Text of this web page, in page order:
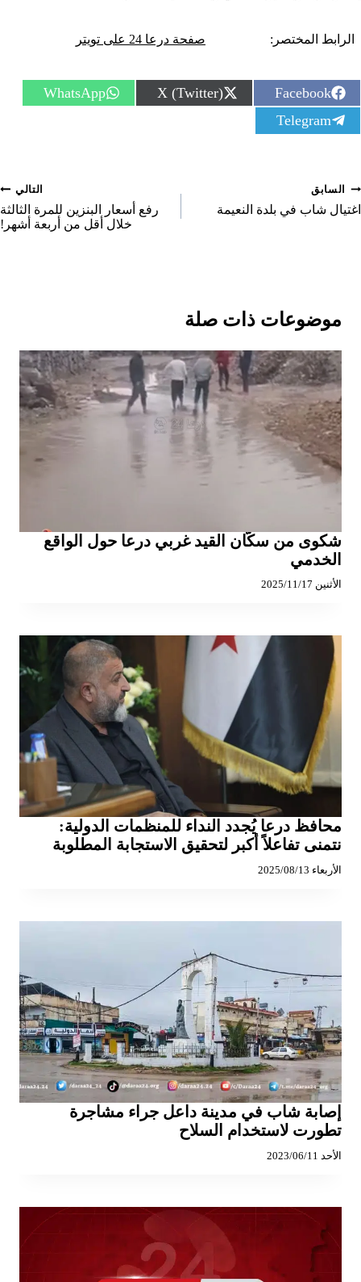
الرابط المختصر: صفحة درعا 24 على تويتر
S
h
a
r
Facebook
S
h
X (Twitter)
S
h
WhatsApp
S
h
o
n
Telegram
تصفّح
المقالات
السابق
اغتيال شاب في بلدة النعيمة
التالي
رفع أسعار البنزين للمرة الثالثة
خلال أقل من أربعة أشهر!
موضوعات ذات صلة
شكوى من سكّان القيد غربي درعا حول الواقع
الخدمي
الأثنين 2025/11/17
محافظ درعا يُجدد النداء للمنظمات الدولية:
نتمنى تفاعلاً أكبر لتحقيق الاستجابة المطلوبة
الأربعاء 2025/08/13
إصابة شاب في مدينة داعل جراء مشاجرة
تطورت لاستخدام السلاح
الأحد 2023/06/11